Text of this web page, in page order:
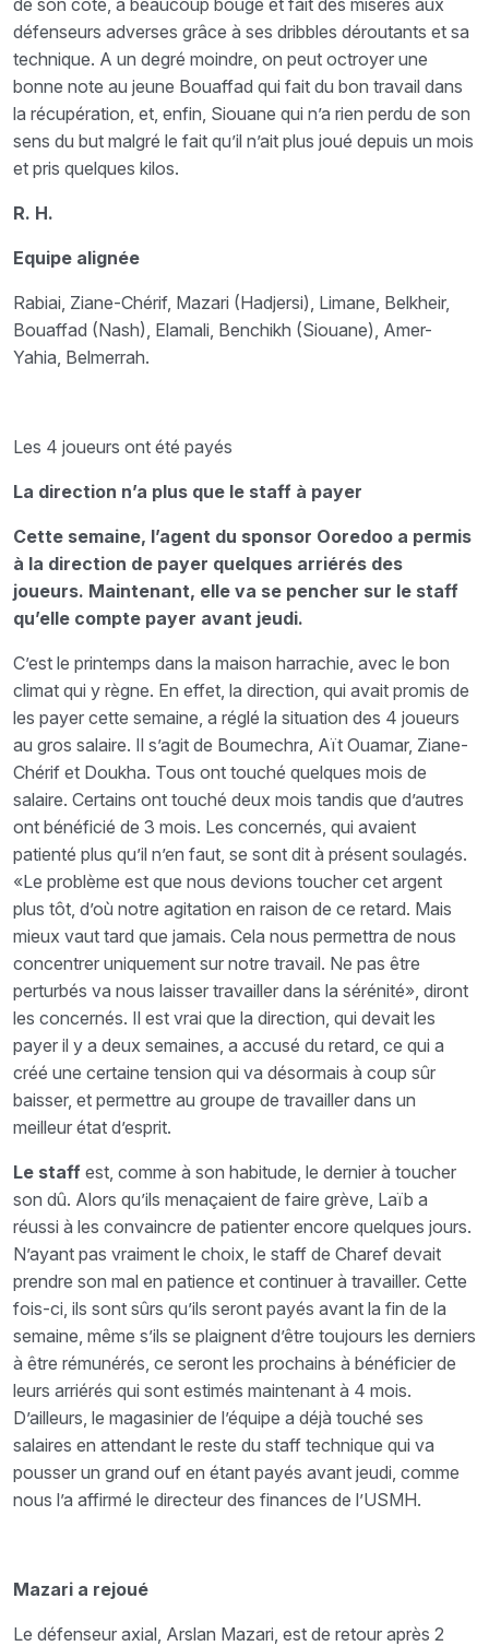
de son côté, a beaucoup bougé et fait des misères aux
défenseurs adverses grâce à ses dribbles déroutants et sa
technique. A un degré moindre, on peut octroyer une
bonne note au jeune Bouaffad qui fait du bon travail dans
la récupération, et, enfin, Siouane qui n’a rien perdu de son
sens du but malgré le fait qu’il n’ait plus joué depuis un mois
et pris quelques kilos.
R. H.
Equipe alignée
Rabiai, Ziane-Chérif, Mazari (Hadjersi), Limane, Belkheir,
Bouaffad (Nash), Elamali, Benchikh (Siouane), Amer-
Yahia, Belmerrah.
Les 4 joueurs ont été payés
La direction n’a plus que le staff à payer
Cette semaine, l’agent du sponsor Ooredoo a permis
à la direction de payer quelques arriérés des
joueurs. Maintenant, elle va se pencher sur le staff
qu’elle compte payer avant jeudi.
C’est le printemps dans la maison harrachie, avec le bon
climat qui y règne. En effet, la direction, qui avait promis de
les payer cette semaine, a réglé la situation des 4 joueurs
au gros salaire. Il s’agit de Boumechra, Aït Ouamar, Ziane-
Chérif et Doukha. Tous ont touché quelques mois de
salaire. Certains ont touché deux mois tandis que d’autres
ont bénéficié de 3 mois. Les concernés, qui avaient
patienté plus qu’il n’en faut, se sont dit à présent soulagés.
«Le problème est que nous devions toucher cet argent
plus tôt, d’où notre agitation en raison de ce retard. Mais
mieux vaut tard que jamais. Cela nous permettra de nous
concentrer uniquement sur notre travail. Ne pas être
perturbés va nous laisser travailler dans la sérénité», diront
les concernés. Il est vrai que la direction, qui devait les
payer il y a deux semaines, a accusé du retard, ce qui a
créé une certaine tension qui va désormais à coup sûr
baisser, et permettre au groupe de travailler dans un
meilleur état d’esprit.
Le staff est, comme à son habitude, le dernier à toucher
son dû. Alors qu’ils menaçaient de faire grève, Laïb a
réussi à les convaincre de patienter encore quelques jours.
N’ayant pas vraiment le choix, le staff de Charef devait
prendre son mal en patience et continuer à travailler. Cette
fois-ci, ils sont sûrs qu’ils seront payés avant la fin de la
semaine, même s’ils se plaignent d’être toujours les derniers
à être rémunérés, ce seront les prochains à bénéficier de
leurs arriérés qui sont estimés maintenant à 4 mois.
D’ailleurs, le magasinier de l’équipe a déjà touché ses
salaires en attendant le reste du staff technique qui va
pousser un grand ouf en étant payés avant jeudi, comme
nous l’a affirmé le directeur des finances de l’USMH.
Mazari a rejoué
Le défenseur axial, Arslan Mazari, est de retour après 2